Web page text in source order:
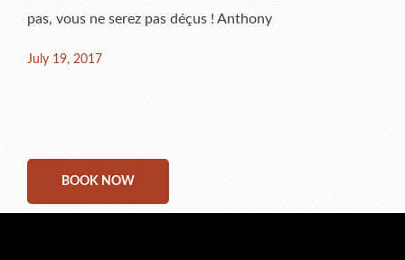
pas, vous ne serez pas déçus ! Anthony
Posted
July 19, 2017
BOOK NOW